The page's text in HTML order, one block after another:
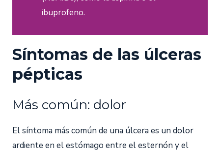
ibuprofeno.
Síntomas de las úlceras
pépticas
Más común: dolor
El síntoma más común de una úlcera es un dolor
ardiente en el estómago entre el esternón y el